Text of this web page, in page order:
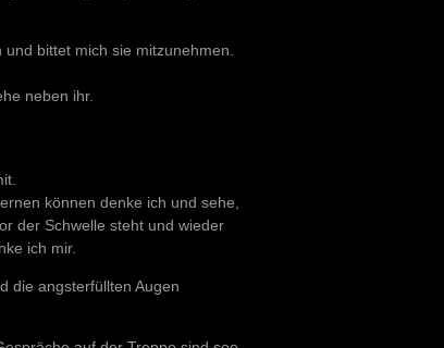
bittet mich sie mitzunehmen.
neben ihr.
können denke ich und sehe,
der Schwelle steht und wieder
ich mir.
die angsterfüllten Augen